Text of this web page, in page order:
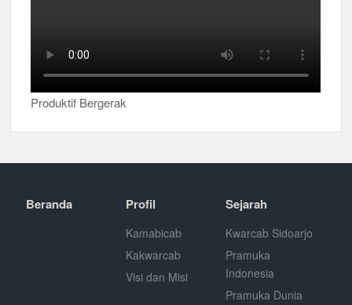
Produktif Bergerak
Beranda Profil
Kamabicab
Kakwarcab
Visi dan Misi
Sejarah
Kwarcab Sidoarjo
Pramuka
Indonesia
Pramuka Dunia